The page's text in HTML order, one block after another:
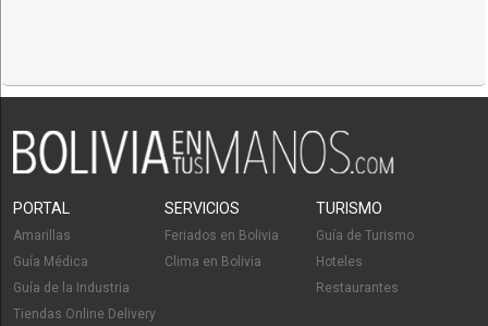
PORTAL
Amarillas
Guía Médica
Guía de la Industria
Tiendas Online Delivery
SERVICIOS
Feriados en Bolivia
Clima en Bolivia
TURISMO
Guía de Turismo
Hoteles
Restaurantes